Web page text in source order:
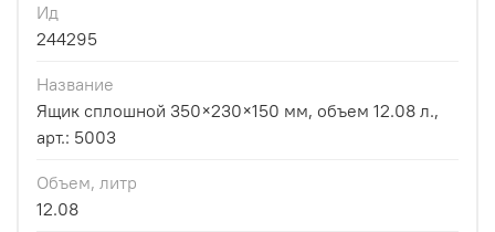
Ид
244295
Название
Ящик сплошной 350×230×150 мм, объем 12.08 л.,
арт.: 5003
Объем, литр
12.08